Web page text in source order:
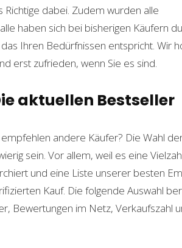
dabei. Zudem wurden alle
haben sich bei bisherigen Käufern
Ihren Bedürfnissen entspricht. Wir
erst zufrieden, wenn Sie es sind.
aktuellen Bestseller
andere Käufer? Die Wahl
sein. Vor allem, weil es eine
und eine Liste unserer besten
Kauf. Die folgende Auswahl
Bewertungen im Netz, Verkaufszahl